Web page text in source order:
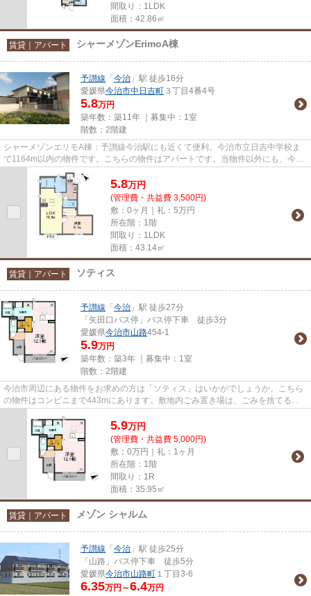
間取り：1LDK
面積：42.86㎡
賃貸｜アパート シャーメゾンErimoA棟
予讃線 「 今治 」駅 徒歩16分
愛媛県今治市中日吉町 ３丁目4番4号
5.8万円
築年数：築11年 ｜募集中： 1室
階数：2階建
シャーメゾンエリモA棟：予讃線今治駅にも近くて便利。今治市立日吉中学校ま
で1164m以内の物件です。こちらの物件はアパートです。当物件以外にも、今治
市内にはさまざまな物件がござ...
5.8万円
(管理費・共益費 3,500円)
敷：0ヶ月｜礼：5万円
所在階：1階
間取り：1LDK
面積：43.14㎡
賃貸｜アパート ソティス
予讃線 「 今治 」駅 徒歩27分
「矢田口バス停」バス停下車 徒歩3分
愛媛県今治市山路454-1
5.9万円
築年数：築3年 ｜募集中： 1室
階数：2階建
今治市周辺にある物件をお求めの方は「ソティス」はいかがでしょうか。こちら
の物件はコンビニまで443mにあります。敷地内ごみ置き場は、ごみを捨てる手
5.9万円
(管理費・共益費 5,000円)
敷：0万円｜礼：1ヶ月
所在階：1階
間取り：1R
面積：35.95㎡
賃貸｜アパート メゾン シャルム
予讃線 「 今治 」駅 徒歩25分
「山路」バス停下車 徒歩5分
愛媛県今治市山路町 １丁目3-6
6.35万円～6.4万円